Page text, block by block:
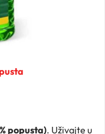
popusta). Uživajte u